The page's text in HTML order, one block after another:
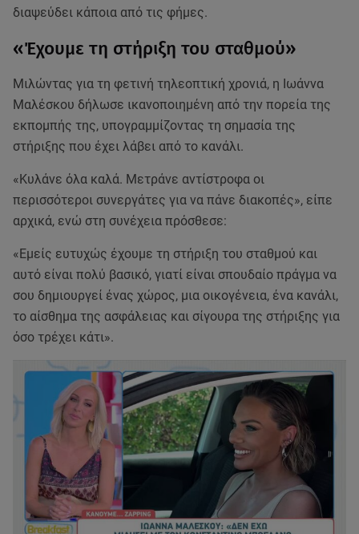
διαψεύδει κάποια από τις φήμες.
«Έχουμε τη στήριξη του σταθμού»
Μιλώντας για τη φετινή τηλεοπτική χρονιά, η Ιωάννα
Μαλέσκου δήλωσε ικανοποιημένη από την πορεία της
εκπομπής της, υπογραμμίζοντας τη σημασία της
στήριξης που έχει λάβει από το κανάλι.
«Κυλάνε όλα καλά. Μετράνε αντίστροφα οι
περισσότεροι συνεργάτες για να πάνε διακοπές», είπε
αρχικά, ενώ στη συνέχεια πρόσθεσε:
«Εμείς ευτυχώς έχουμε τη στήριξη του σταθμού και
αυτό είναι πολύ βασικό, γιατί είναι σπουδαίο πράγμα να
σου δημιουργεί ένας χώρος, μια οικογένεια, ένα κανάλι,
το αίσθημα της ασφάλειας και σίγουρα της στήριξης για
όσο τρέχει κάτι».